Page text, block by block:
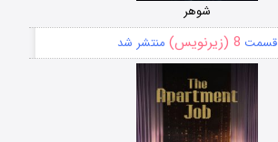
شوهر
قسمت 8 (زیرنویس) منتشر شد